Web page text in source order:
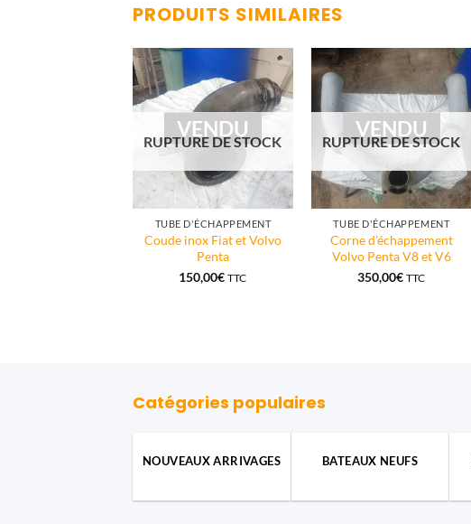
PRODUITS SIMILAIRES
VENDU
RUPTURE DE STOCK
TUBE D'ÉCHAPPEMENT
Coude inox Fiat et Volvo
Penta
150,00€ TTC
VENDU
RUPTURE DE STOCK
TUBE D'ÉCHAPPEMENT
Corne d’échappement
Volvo Penta V8 et V6
350,00€ TTC
Catégories populaires
NOUVEAUX ARRIVAGES BATEAUX NEUFS